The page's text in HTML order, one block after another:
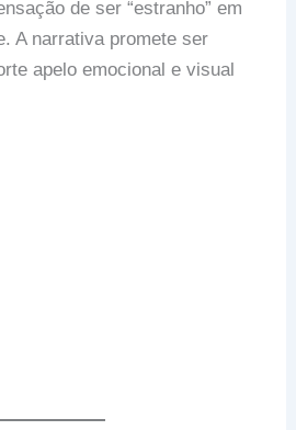
de ser “estranho” em
A narrativa promete ser
apelo emocional e visual